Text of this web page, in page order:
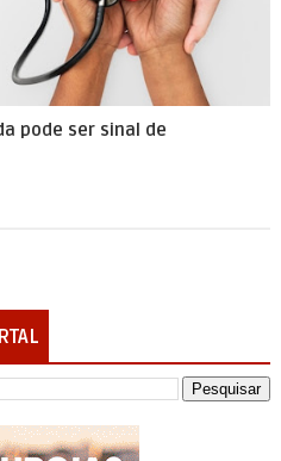
pode ser sinal de